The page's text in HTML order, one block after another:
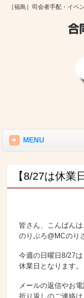
［福島］司会者手配・イ
MENU
【8/27は休業
皆さん、こんばんは
のりぷろ@MCのり
今週の日曜日8/27は
休業日となります。
メールの返信やお
折り返しのご連絡は